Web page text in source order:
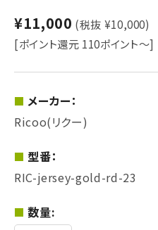
¥11,000 (税抜 ¥10,000)
[ポイント還元 110ポイント～]
メーカー：
Ricoo(リクー)
型番：
RIC-jersey-gold-rd-23
数量: